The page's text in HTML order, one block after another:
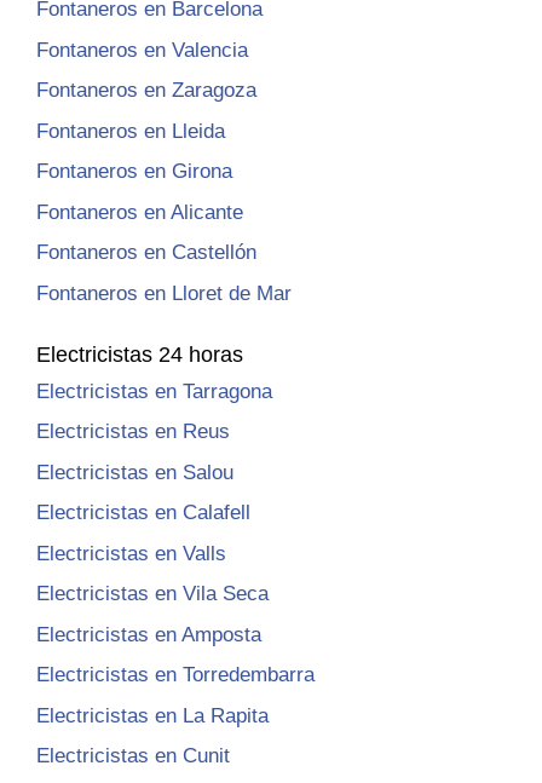
Fontaneros en Barcelona
Fontaneros en Valencia
Fontaneros en Zaragoza
Fontaneros en Lleida
Fontaneros en Girona
Fontaneros en Alicante
Fontaneros en Castellón
Fontaneros en Lloret de Mar
Electricistas 24 horas
Electricistas en Tarragona
Electricistas en Reus
Electricistas en Salou
Electricistas en Calafell
Electricistas en Valls
Electricistas en Vila Seca
Electricistas en Amposta
Electricistas en Torredembarra
Electricistas en La Rapita
Electricistas en Cunit